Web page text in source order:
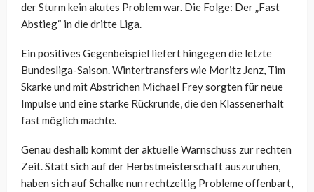
der Sturm kein akutes Problem war. Die Folge: Der „Fast
Abstieg“ in die dritte Liga.
Ein positives Gegenbeispiel liefert hingegen die letzte
Bundesliga-Saison. Wintertransfers wie Moritz Jenz, Tim
Skarke und mit Abstrichen Michael Frey sorgten für neue
Impulse und eine starke Rückrunde, die den Klassenerhalt
fast möglich machte.
Genau deshalb kommt der aktuelle Warnschuss zur rechten
Zeit. Statt sich auf der Herbstmeisterschaft auszuruhen,
haben sich auf Schalke nun rechtzeitig Probleme offenbart,